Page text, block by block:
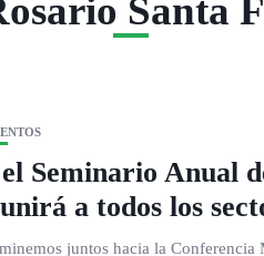
Santa
Seminario Anual
a todos los
juntos hacia la